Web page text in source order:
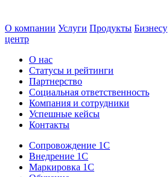
О компании Услуги Продукты Бизнесу
центр
О нас
Статусы и рейтинги
Партнерство
Социальная ответственность
Компания и сотрудники
Успешные кейсы
Контакты
Сопровождение 1С
Внедрение 1С
Маркировка 1С